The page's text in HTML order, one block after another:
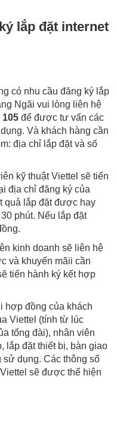
lắp đặt internet
có nhu cầu đăng ký lắp
Ngãi vui lòng liên hệ
105 để được tư vấn các
Và khách hàng cần
địa chỉ lắp đặt và số
kỹ thuật Viettel sẽ tiến
địa chỉ đăng ký của
quả lắp đặt được hay
phút. Nếu lắp đặt
kinh doanh sẽ liên hệ
và khuyến mãii cần
tiến hành ký kết hợp
hợp đồng của khách
Viettel (tính từ lúc
tổng đài), nhân viên
lắp đặt thiết bị, bàn giao
dụng. Các thông số
sẽ được thể hiện